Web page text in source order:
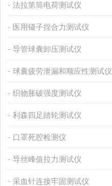
法拉第筒电荷测试仪
医用镊子捏合力测试仪
导管球囊卸压测试仪
球囊疲劳泄漏和顺应性测试仪
织物胀破强度测试仪
利森四足踏轮测试仪
口罩死腔检测仪
导丝峰值拉力测试仪
采血针连接牢固测试仪